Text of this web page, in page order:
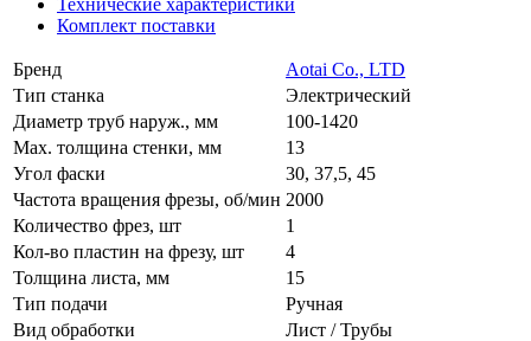
Комплект поставки
Бренд
Aotai Co., LTD
Тип станка
Электрический
Диаметр труб наруж., мм
100-1420
Маx. толщина стенки, мм
13
Угол фаски
30, 37,5, 45
Частота вращения фрезы, об/мин 2000
Количество фрез, шт
1
Кол-во пластин на фрезу, шт
4
Толщина листа, мм
15
Тип подачи
Ручная
Вид обработки
Лист / Трубы